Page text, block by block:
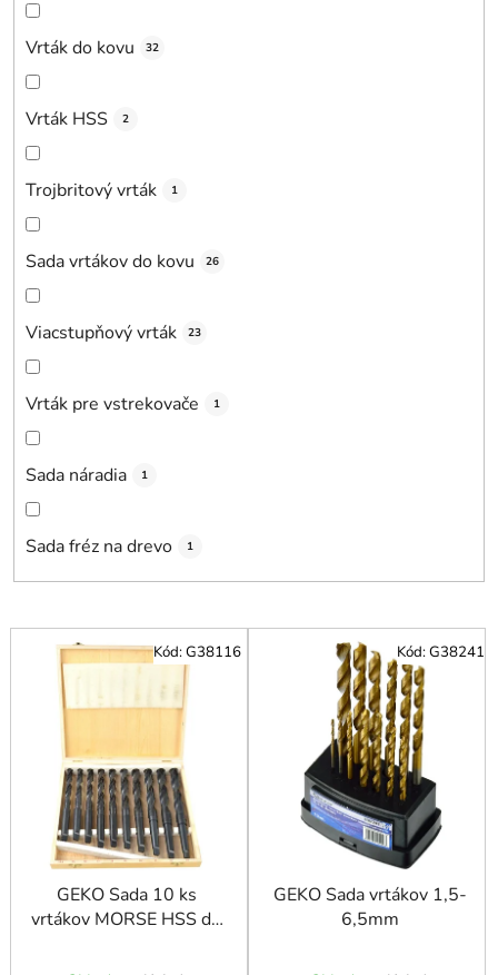
Vrták do kovu 32
Vrták HSS 2
Trojbritový vrták 1
Sada vrtákov do kovu 26
Viacstupňový vrták 23
Vrták pre vstrekovače 1
Sada náradia 1
Sada fréz na drevo 1
V
GEKO Sada 10 ks
vrtákov MORSE HSS do
Kód:G38116
GEKO Sada vrtákov 1,5-
6,5mm
Kód:G38241